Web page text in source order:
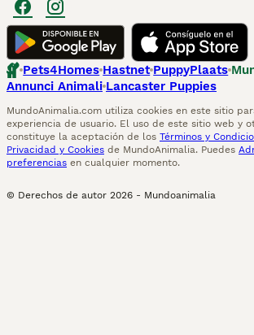
Pets4Homes Hastnet PuppyPlaats
Annunci Animali Lancaster Puppies
MundoAnimalia.com utiliza cookies en este sitio
experiencia de usuario. El uso de este sitio web y
constituye la aceptación de los Términos y
Privacidad y Cookies de MundoAnimalia. Puedes
preferencias en cualquier momento.
© Derechos de autor 2026 - Mundoanimalia